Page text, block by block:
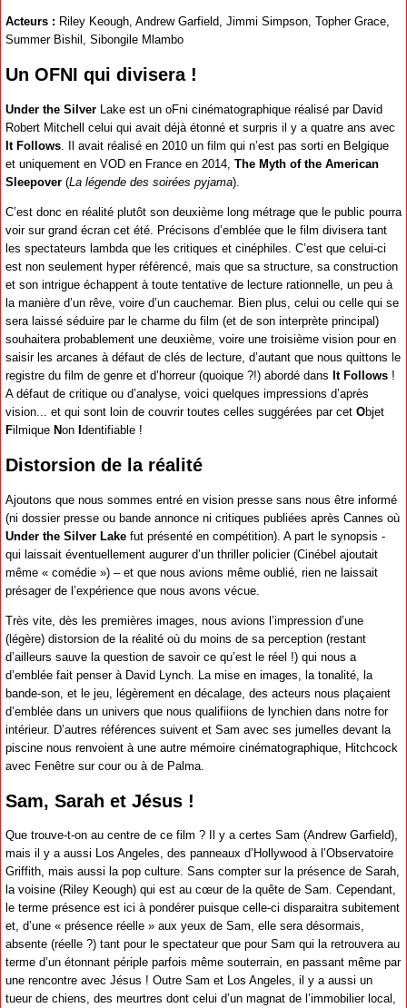
Acteurs : Riley Keough, Andrew Garfield, Jimmi Simpson, Topher Grace,
Summer Bishil, Sibongile Mlambo
Un OFNI qui divisera !
Under the Silver Lake est un oFni cinématographique réalisé par David
Robert Mitchell celui qui avait déjà étonné et surpris il y a quatre ans avec
It Follows . Il avait réalisé en 2010 un film qui n’est pas sorti en Belgique
et uniquement en VOD en France en 2014, The Myth of the American
Sleepover (La légende des soirées pyjama).
C’est donc en réalité plutôt son deuxième long métrage que le public pourra
voir sur grand écran cet été. Précisons d’emblée que le film divisera tant
les spectateurs lambda que les critiques et cinéphiles. C’est que celui-ci
est non seulement hyper référencé, mais que sa structure, sa construction
et son intrigue échappent à toute tentative de lecture rationnelle, un peu à
la manière d’un rêve, voire d’un cauchemar. Bien plus, celui ou celle qui se
sera laissé séduire par le charme du film (et de son interprète principal)
souhaitera probablement une deuxième, voire une troisième vision pour en
saisir les arcanes à défaut de clés de lecture, d’autant que nous quittons le
registre du film de genre et d’horreur (quoique ?!) abordé dans It Follows !
A défaut de critique ou d’analyse, voici quelques impressions d’après
vision... et qui sont loin de couvrir toutes celles suggérées par cet Objet
Filmique Non dentifiable !
Distorsion de la réalité
Ajoutons que nous sommes entré en vision presse sans nous être informé
(ni dossier presse ou bande annonce ni critiques publiées après Cannes où
Under the Silver Lake fut présenté en compétition). A part le synopsis -
qui laissait éventuellement augurer d’un thriller policier (Cinébel ajoutait
même « comédie ») – et que nous avions même oublié, rien ne laissait
présager de l’expérience que nous avons vécue.
Très vite, dès les premières images, nous avions l’impression d’une
(légère) distorsion de la réalité où du moins de sa perception (restant
d’ailleurs sauve la question de savoir ce qu’est le réel !) qui nous a
d’emblée fait penser à David Lynch. La mise en images, la tonalité, la
bande-son, et le jeu, légèrement en décalage, des acteurs nous plaçaient
d’emblée dans un univers que nous qualifiions de lynchien dans notre for
intérieur. D’autres références suivent et Sam avec ses jumelles devant la
piscine nous renvoient à une autre mémoire cinématographique, Hitchcock
avec Fenêtre sur cour ou à de Palma.
Sam, Sarah et Jésus !
Que trouve-t-on au centre de ce film ? Il y a certes Sam (Andrew Garfield),
mais il y a aussi Los Angeles, des panneaux d’Hollywood à l’Observatoire
Griffith, mais aussi la pop culture. Sans compter sur la présence de Sarah,
la voisine (Riley Keough) qui est au cœur de la quête de Sam. Cependant,
le terme présence est ici à pondérer puisque celle-ci disparaitra subitement
et, d’une « présence réelle » aux yeux de Sam, elle sera désormais,
absente (réelle ?) tant pour le spectateur que pour Sam qui la retrouvera au
terme d’un étonnant périple parfois même souterrain, en passant même par
une rencontre avec Jésus ! Outre Sam et Los Angeles, il y a aussi un
tueur de chiens, des meurtres dont celui d’un magnat de l’immobilier local,